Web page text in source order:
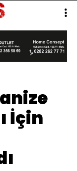
İçin